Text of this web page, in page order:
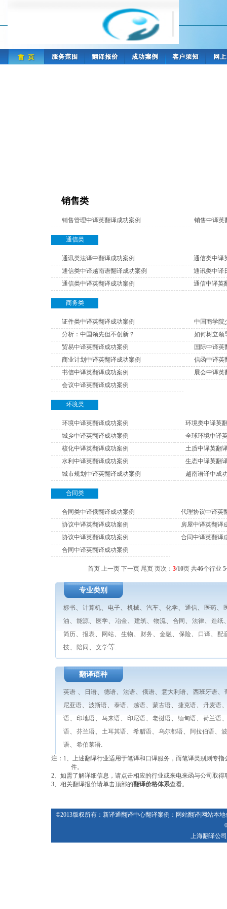
销售类
销售管理中译英翻译成功案例 销售中译英
通信类
通讯类法译中翻译成功案例
通信类中译
通信类中译越南语翻译成功案例
通讯类中译
通信类中译英翻译成功案例
通信中译英
商务类
证件类中译英翻译成功案例
中国商学院
分析：中国领先但不创新？
如何树立领
贸易中译英翻译成功案例
国际中译英
商业计划中译英翻译成功案例
信函中译英
书信中译英翻译成功案例
展会中译英
会议中译英翻译成功案例
环境类
环境中译英翻译成功案例
环境类中译英
城乡中译英翻译成功案例
全球环境中译
核化中译英翻译成功案例
土质中译英翻
水利中译英翻译成功案例
生态中译英翻
城市规划中译英翻译成功案例
越南语译中成
合同类
合同类中译俄翻译成功案例
代理协议中译英
协议中译英翻译成功案例
房屋中译英翻译
协议中译英翻译成功案例
合同中译英翻译
合同中译英翻译成功案例
首页 上一页 下一页 尾页 页次： 3/10页 共46个行业 5
专业类别
标书 、 计算机、 电子、 机械、 汽车、 化学、 通信、 医药、
油 、 能源、 医学、 冶金、 建筑、 物流、 合同 、 法律、 造纸
简历、 报表、 网站、 生物、 财务、 金融、 保险、 口译、
配
技、 陪同 、 文学等.
翻译语种
英语 、 日语、 德语、 法语、 俄语、 意大利语、 西班牙语、
尼亚语、 波斯语、 泰语、 越语、 蒙古语、 捷克语、 丹麦语
语、 印地语、 马来语、 印尼语、 老挝语、 缅甸语、 荷兰语
语、 芬兰语、 土耳其语、 希腊语、 乌尔都语、 阿拉伯语、
语、 希伯莱语.
注：1、上述翻译行业适用于笔译和口译服务，而笔译类别则专指
件。
2、如需了解详细信息，请点击相应的行业或来电来函与公司取得
3、相关翻译报价请单击顶部的翻译价格体系查看。
©2013版权所有：新译通翻译中心翻译案例 ： 网站翻译| 网站本地
上海翻译公